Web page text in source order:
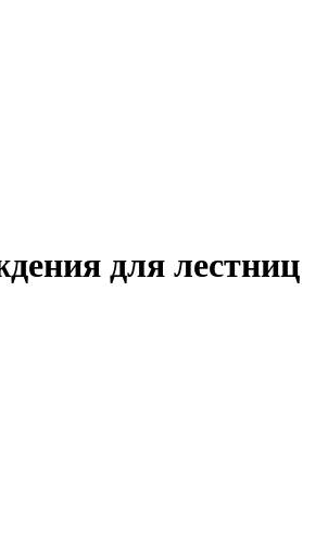
для лестниц